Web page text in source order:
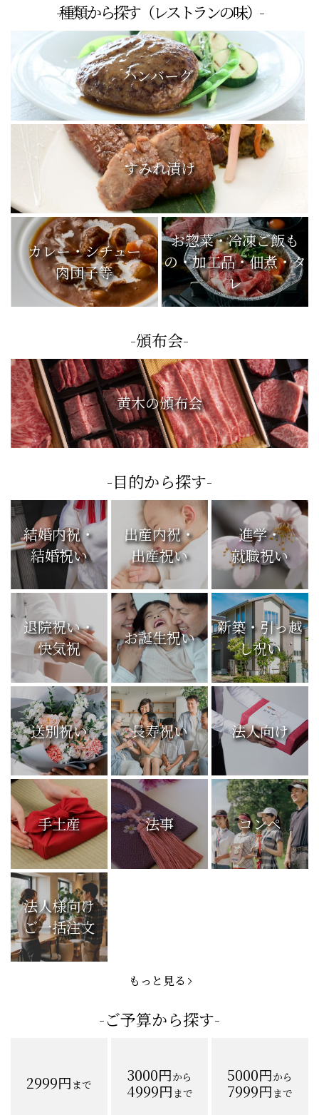
-種類から探す（レストランの味）-
ハンバーグ
すみれ漬け
カレー・シチュー
肉団子等
お惣菜・冷凍ご飯も
の・加工品・佃煮・タ
レ
-頒布会-
黄木の頒布会
-目的から探す-
結婚内祝・
結婚祝い
出産内祝・
出産祝い
進学・
就職祝い
退院祝い・
快気祝
お誕生祝い
新築・引っ越
し祝い
送別祝い 長寿祝い 法人向け
手土産 法事 コンペ
法人様向け
ご一括注文
もっと見る
-ご予算から探す-
2999円まで 3000円から
4999円まで
5000円から
7999円まで